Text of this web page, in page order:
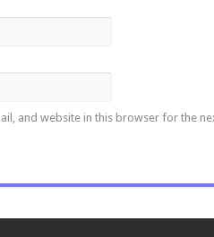
and website in this browser for the